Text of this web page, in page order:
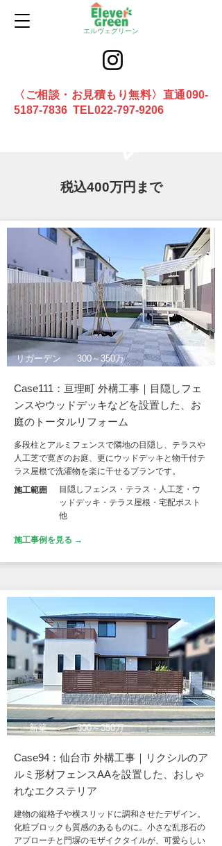
エルヴェグリーン
〈ご相談・お見積もり無料〉直通090-
5187-7836 TEL022-797-9206
税込400万円まで
リガーデン 300～350万
Case111：亘理町 外構工事｜目隠しフェ
ンスやウッドデッキなどを設置した、お
庭のトータルリフォーム
多段柱とアルミフェンスで隣地の目隠し、テラスや
人工芝で寛ぎのお庭、更にウッドデッキと物干付テ
ラス屋根で洗濯物を楽に干せるプランです。
施工範囲
目隠しフェンス・テラス・人工芝・ウ
ッドデッキ・テラス屋根・宅配ポスト
他
施工事例を見る →
新築 300～350万
Case94：仙台市 外構工事｜リクシルのア
ルミ形材フェンスAAを設置した、おしゃ
れなエクステリア
建物の縦格子や横スリッドに調和させたデザイン。
化粧ブロックも質感のあるものに。小さな乱形石の
アプローチと門塀のモザイクタイルが、可愛らしい